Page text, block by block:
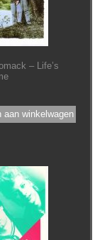
‎– Life’s
aan winkelwagen